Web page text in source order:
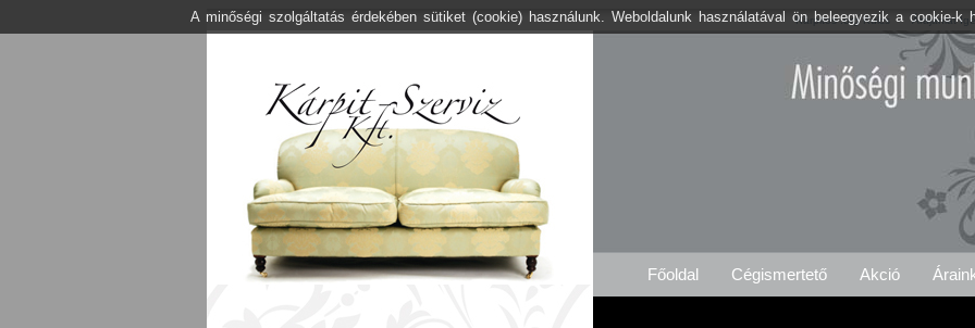
Kárpitos .org Kulcs Árajánlat
Főoldal Cégismertető Akció
A minőségi szolgáltatás érdekében sütiket (cookie) használunk. Weboldalunk használatával ön beleegyezik a cookie-k